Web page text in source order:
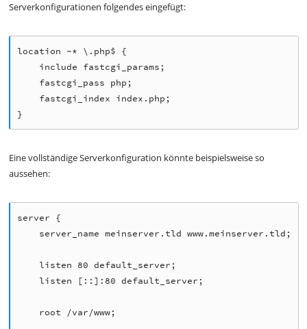
Serverkonfigurationen folgendes eingefügt:
location ~* \.php$ {
    include fastcgi_params;
    fastcgi_pass php;
    fastcgi_index index.php;
Eine vollständige Serverkonfiguration könnte beispielsweise so
aussehen:
server {
    server_name meinserver.tld www.meinserver.tld;
    listen 80 default_server;
    listen [::]:80 default_server;
    root /var/www;